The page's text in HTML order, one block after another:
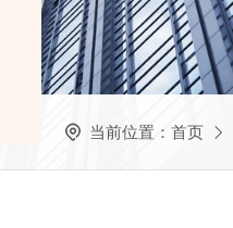
当前位置： 首页